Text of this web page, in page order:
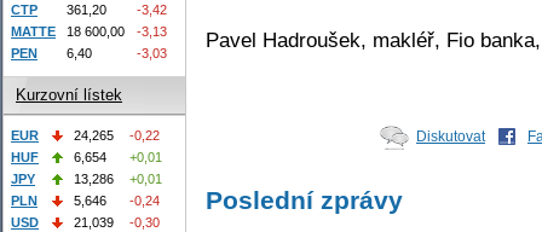
Pavel Hadroušek, makléř, Fio
Diskutovat
Poslední zprávy
CTP
361,20
-3,42
MATTE
18 600,00
-3,13
PEN
6,40 -3,03
Kurzovní lístek
EUR 24,265
-0,22
HUF
6,654
+0,01
JPY
13,286
+0,01
PLN
5,646
-0,24
USD
21,039 -0,30